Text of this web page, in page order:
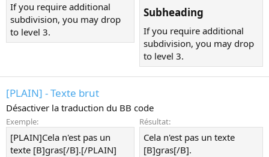
If you require additional
subdivision, you may drop
to level 3.
Subheading​
If you require additional
subdivision, you may drop
to level 3.
[PLAIN] - Texte brut
Désactiver la traduction du BB code
Exemple:
[PLAIN]Cela n'est pas un
texte [B]gras[/B].[/PLAIN]
Résultat:
Cela n'est pas un texte
[B]gras[/B].